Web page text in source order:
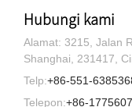
Hubungi kami
Alamat: 3215, Jalan
Shanghai, 231417,
Telp:+86-551-
Telepon:+86-